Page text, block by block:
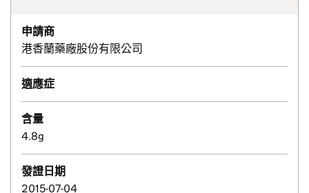
申請商
港香蘭藥廠股份有限公司
適應症
含量
4.8g
發證日期
2015-07-04